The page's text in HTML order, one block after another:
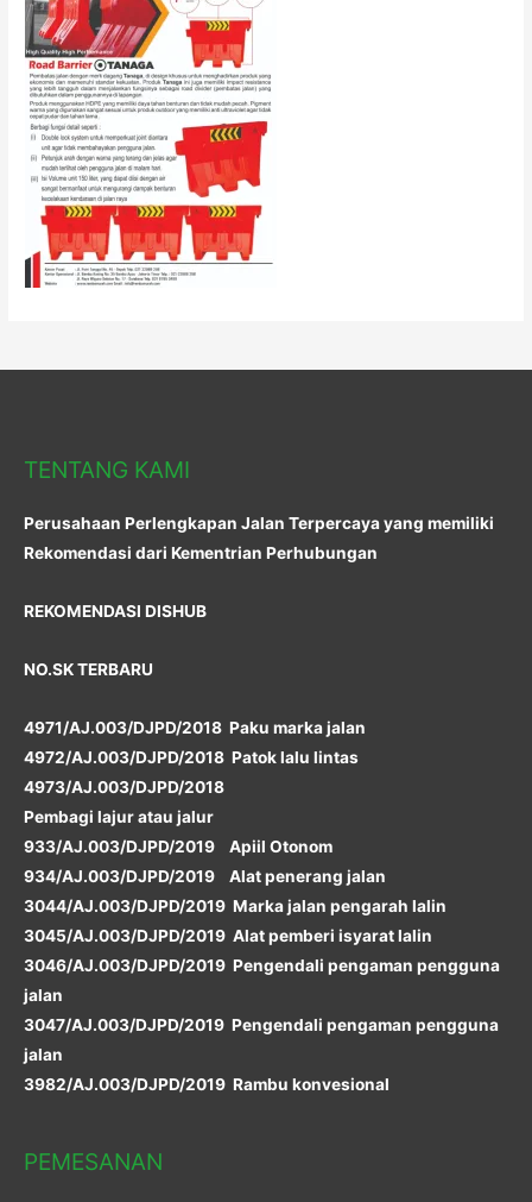
TENTANG KAMI
Perusahaan Perlengkapan Jalan Terpercaya yang memiliki
Rekomendasi dari Kementrian Perhubungan
REKOMENDASI DISHUB
NO.SK TERBARU
4971/AJ.003/DJPD/2018 Paku marka jalan
4972/AJ.003/DJPD/2018 Patok lalu lintas
4973/AJ.003/DJPD/2018
Pembagi lajur atau jalur
933/AJ.003/DJPD/2019 Apiil Otonom
934/AJ.003/DJPD/2019 Alat penerang jalan
3044/AJ.003/DJPD/2019 Marka jalan pengarah lalin
3045/AJ.003/DJPD/2019 Alat pemberi isyarat lalin
3046/AJ.003/DJPD/2019 Pengendali pengaman pengguna
jalan
3047/AJ.003/DJPD/2019 Pengendali pengaman pengguna
jalan
3982/AJ.003/DJPD/2019 Rambu konvesional
PEMESANAN